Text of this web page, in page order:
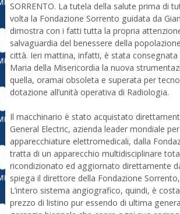
SORRENTO. La tutela della salute prima di
volta la Fondazione Sorrento guidata da
dimostra con i fatti tutta la propria
salvaguardia del benessere della
città. Ieri mattina, infatti, è stata consegnata
Maria della Misericordia la nuova
quella, oramai obsoleta e superata per
dotazione all’unità operativa di Radiologia.
Il macchinario è stato acquistato
General Electric, azienda leader mondiale
apparecchiature elettromedicali, dalla
tratta di un apparecchio multidisciplinare
ricondizionato ed aggiornato direttamente
spiega il direttore della Fondazione
L’intero sistema angiografico, quindi, è
prezzo di listino pur essendo di ultima